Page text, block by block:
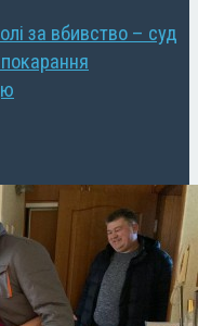
за вбивство – суд